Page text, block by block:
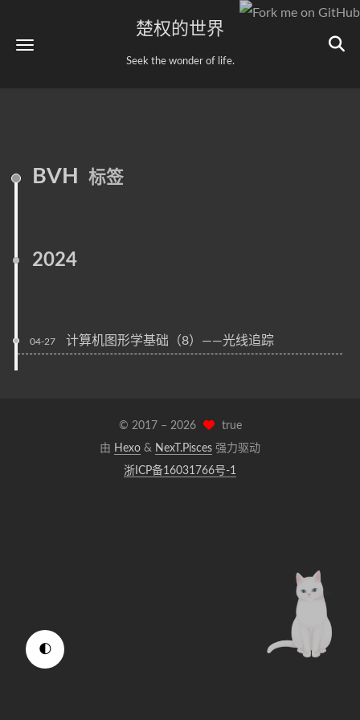
🌓
楚权的世界
Seek the wonder of life.
BVH 标签
2024
04-27 计算机图形学基础（8）——光线追踪
© 2017 – 2026
true
由 Hexo & NexT.Pisces 强力驱动
浙ICP备16031766号-1